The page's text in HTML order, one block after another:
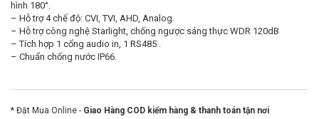
hình 180°.
– Hỗ trợ 4 chế độ: CVI, TVI, AHD, Analog.
– Hỗ trợ công nghệ Starlight, chống ngược sáng thực WDR 120dB
– Tích hợp 1 cổng audio in, 1 RS485 .
– Chuẩn chống nước IP66.
* Đặt Mua Online - Giao Hàng COD kiểm hàng & thanh toán tận nơi